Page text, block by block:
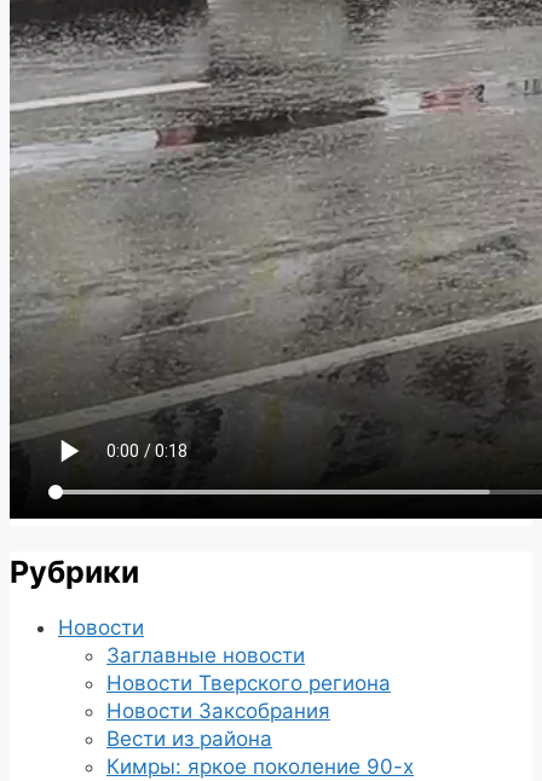
Рубрики
Новости
Заглавные новости
Новости Тверского региона
Новости Заксобрания
Вести из района
Кимры: яркое поколение 90-х